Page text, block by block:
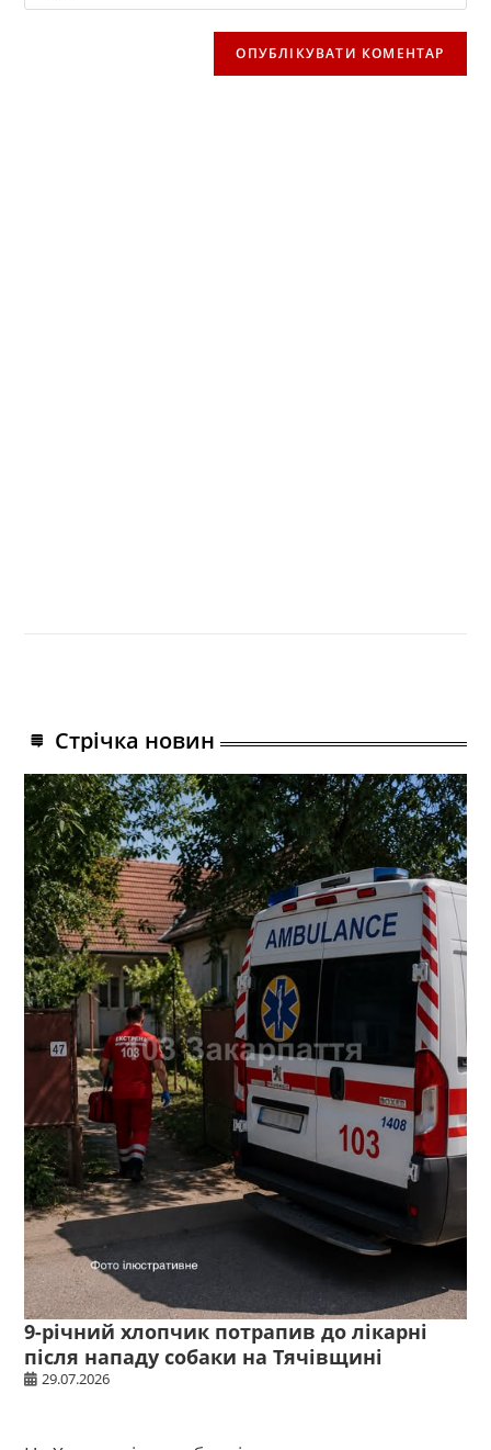
Стрічка новин
9-річний хлопчик потрапив до лікарні
після нападу собаки на Тячівщині
29.07.2026